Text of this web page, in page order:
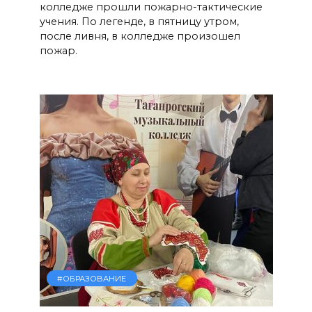
колледже прошли пожарно-тактические
учения. По легенде, в пятницу утром,
после ливня, в колледже произошел
пожар.
#ОБРАЗОВАНИЕ